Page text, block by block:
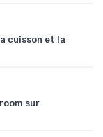
cuisson et la
sur